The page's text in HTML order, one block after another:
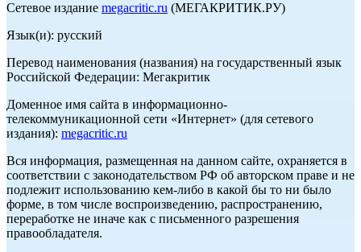
Сетевое издание megacritic.ru (МЕГАКРИТИК.РУ)
Язык(и): русский
Перевод наименования (названия) на государственный язык
Российской Федерации: Мегакритик
Доменное имя сайта в информационно-
телекоммуникационной сети «Интернет» (для сетевого
издания): megacritic.ru
Вся информация, размещенная на данном сайте, охраняется в
соответствии с законодательством РФ об авторском праве и не
подлежит использованию кем-либо в какой бы то ни было
форме, в том числе воспроизведению, распространению,
переработке не иначе как с письменного разрешения
правообладателя.